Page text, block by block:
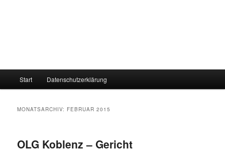
Start Datenschutzerklärung
MONATSARCHIV: FEBRUAR 2015
OLG Koblenz – Gericht